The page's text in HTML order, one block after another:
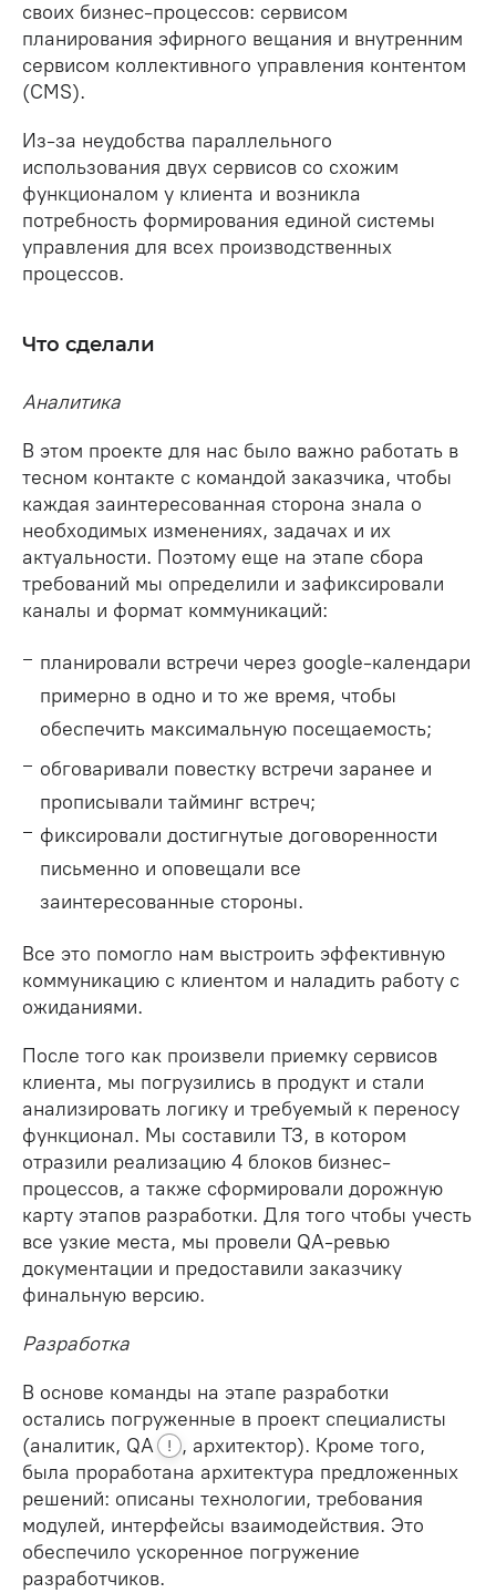
своих бизнес-процессов: сервисом
планирования эфирного вещания и внутренним
сервисом коллективного управления контентом
(CMS).
Из-за неудобства параллельного
использования двух сервисов со схожим
функционалом у клиента и возникла
потребность формирования единой системы
управления для всех производственных
процессов.
Что сделали
Аналитика
В этом проекте для нас было важно работать в
тесном контакте с командой заказчика, чтобы
каждая заинтересованная сторона знала о
необходимых изменениях, задачах и их
актуальности. Поэтому еще на этапе сбора
требований мы определили и зафиксировали
каналы и формат коммуникаций:
планировали встречи через google-календари
примерно в одно и то же время, чтобы
обеспечить максимальную посещаемость;
обговаривали повестку встречи заранее и
прописывали тайминг встреч;
фиксировали достигнутые договоренности
письменно и оповещали все
заинтересованные стороны.
Все это помогло нам выстроить эффективную
коммуникацию с клиентом и наладить работу с
ожиданиями.
После того как произвели приемку сервисов
клиента, мы погрузились в продукт и стали
анализировать логику и требуемый к переносу
функционал. Мы составили ТЗ, в котором
отразили реализацию 4 блоков бизнес-
процессов, а также сформировали дорожную
карту этапов разработки. Для того чтобы учесть
все узкие места, мы провели QA-ревью
документации и предоставили заказчику
финальную версию.
Разработка
В основе команды на этапе разработки
остались погруженные в проект специалисты
(аналитик, QA !
, архитектор). Кроме того,
была проработана архитектура предложенных
решений: описаны технологии, требования
модулей, интерфейсы взаимодействия. Это
обеспечило ускоренное погружение
разработчиков.